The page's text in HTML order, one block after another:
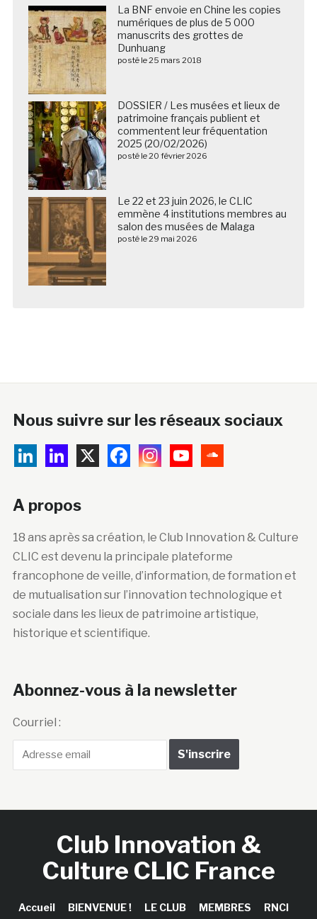
La BNF envoie en Chine les copies
numériques de plus de 5 000
manuscrits des grottes de
Dunhuang
posté le 25 mars 2018
DOSSIER / Les musées et lieux de
patrimoine français publient et
commentent leur fréquentation
2025 (20/02/2026)
posté le 20 février 2026
Le 22 et 23 juin 2026, le CLIC
emmène 4 institutions membres au
salon des musées de Malaga
posté le 29 mai 2026
Nous suivre sur les réseaux sociaux
A propos
18 ans après sa création, le Club Innovation & Culture
CLIC est devenu la principale plateforme
francophone de veille, d’information, de formation et
de mutualisation sur l’innovation technologique et
sociale dans les lieux de patrimoine artistique,
historique et scientifique.
Abonnez-vous à la newsletter
Courriel :
Club Innovation &
Culture CLIC France
Accueil BIENVENUE ! LE CLUB MEMBRES RNCI